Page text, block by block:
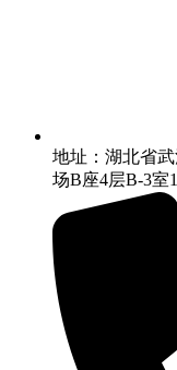
地址：湖北省
场B座4层B-3室